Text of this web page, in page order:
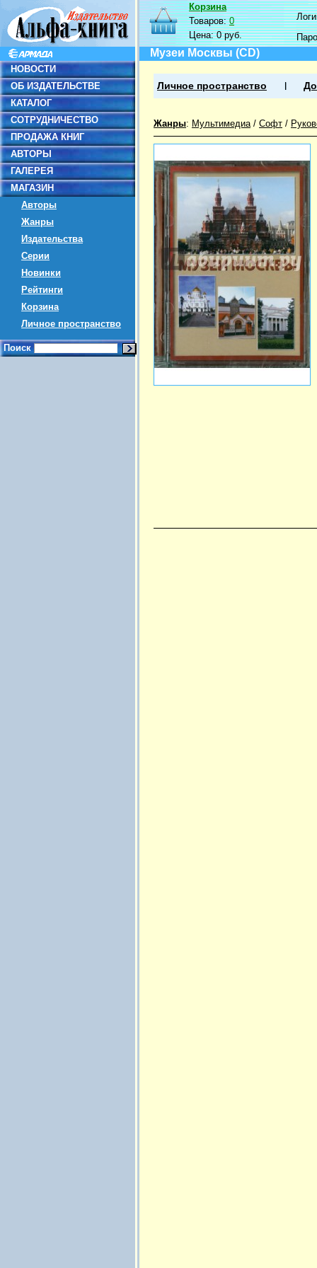
НОВОСТИ
ОБ ИЗДАТЕЛЬСТВЕ
КАТАЛОГ
СОТРУДНИЧЕСТВО
ПРОДАЖА КНИГ
АВТОРЫ
ГАЛЕРЕЯ
МАГАЗИН
Авторы
Жанры
Издательства
Серии
Новинки
Рейтинги
Корзина
Личное пространство
Поиск
Корзина
Товаров:0
Цена:0 руб.
Музеи Москвы (CD)
Личное пространство
Жанры: Мультимедиа/ Софт /